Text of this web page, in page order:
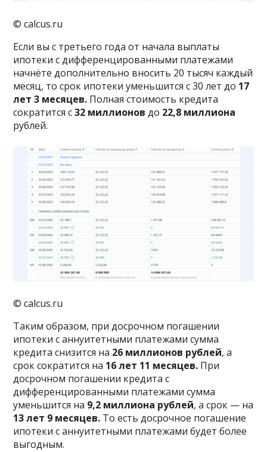
© calcus.ru
Если вы с третьего года от начала выплаты
ипотеки с дифференцированными платежами
начнёте дополнительно вносить 20 тысяч каждый
месяц, то срок ипотеки уменьшится с 30 лет до 17
лет 3 месяцев. Полная стоимость кредита
сократится с32 миллионов до 22,8 миллиона
рублей.
© calcus.ru
Таким образом, при досрочном погашении
ипотеки с аннуитетными платежами сумма
кредита снизится на 26 миллионов рублей, а
срок сократится на 16 лет 11 месяцев. При
досрочном погашении кредита с
дифференцированными платежами сумма
уменьшится на 9,2 миллиона рублей, а срок — на
13 лет 9 месяцев. То есть досрочное погашение
ипотеки с аннуитетными платежами будет более
выгодным.